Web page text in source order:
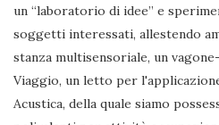
un “laboratorio di idee” e
soggetti interessati, allestendo
stanza multisensoriale, un
Viaggio, un letto per
Acustica, della quale siamo